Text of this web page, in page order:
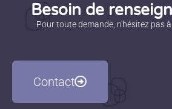
Besoin de
Pour toute demande, n'hésitez pas
Contact